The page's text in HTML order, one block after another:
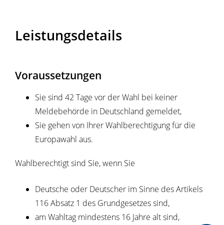
Leistungsdetails
Voraussetzungen
Sie sind 42 Tage vor der Wahl bei keiner
Meldebehörde in Deutschland gemeldet,
Sie gehen von Ihrer Wahlberechtigung für die
Europawahl aus.
Wahlberechtigt sind Sie, wenn Sie
Deutsche oder Deutscher im Sinne des Artikels
116 Absatz 1 des Grundgesetzes sind,
am Wahltag mindestens 16 Jahre alt sind,